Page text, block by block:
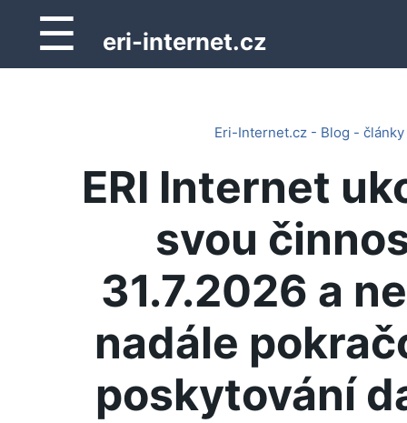
☰ eri-internet.cz
Eri-Internet.cz - Blog - články
ERI Internet
svou
31.7.2026 a
nadále
poskytování